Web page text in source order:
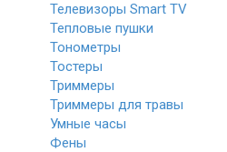
Телевизоры Smart TV
Тепловые пушки
Тонометры
Тостеры
Триммеры
Триммеры для травы
Умные часы
Фены